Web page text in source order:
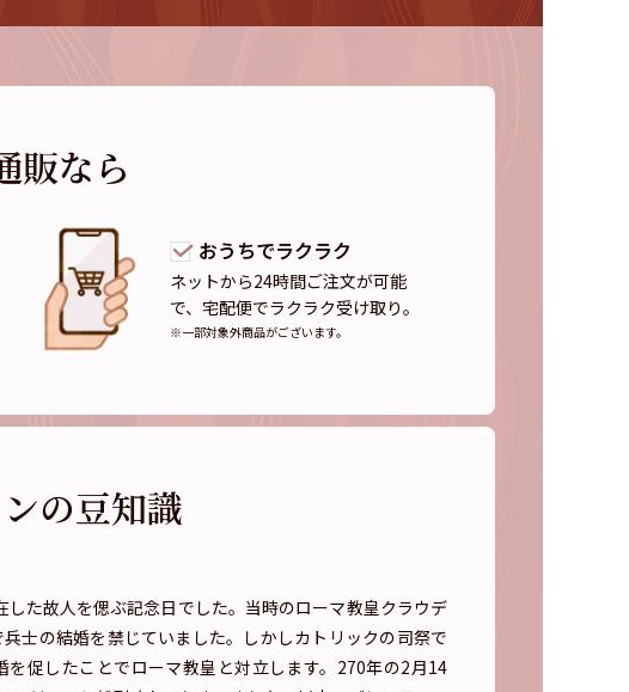
販なら
おうちでラクラク
ネットから24時間ご注文が可能
で、宅配便でラクラク受け取り。
※一部対象外商品がございます。
の豆知識
た故人を偲ぶ記念日でした。当時のローマ教皇クラウデ
士の結婚を禁じていました。しかしカトリックの司祭で
促したことでローマ教皇と対立します。270年の2月14